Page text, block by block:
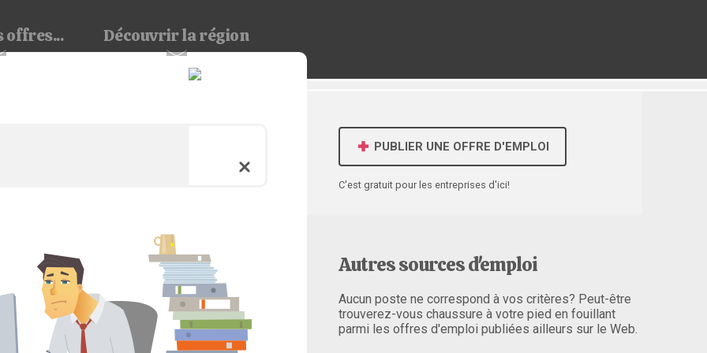
offres... Découvrirla région
PUBLIER UNE OFFRE D'EMPLOI
C'est gratuit pour les entreprises d'ici!
Autres sources d'emploi
Aucun poste ne correspond à vos critères? Peut-être
trouverez-vous chaussure à votre pied en fouillant
parmi les offres d'emploi publiées ailleurs sur le Web.